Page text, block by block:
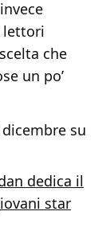
lettori
che
un po’
su
dedica il
star